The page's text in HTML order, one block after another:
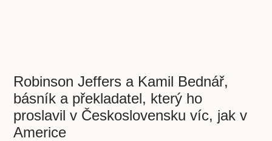
Robinson Jeffers a Kamil Bednář,
básník a překladatel, který ho
proslavil v Československu víc, jak v
Americe